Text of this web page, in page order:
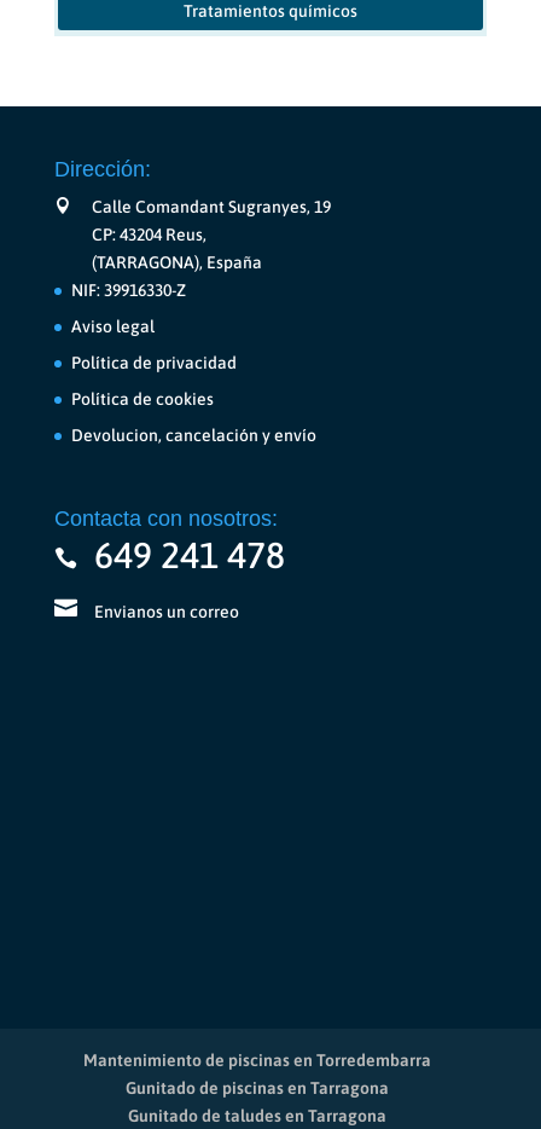
Tratamientos químicos
Dirección:
Calle Comandant Sugranyes, 19
CP: 43204 Reus,
(TARRAGONA), España
NIF: 39916330-Z
Aviso legal
Política de privacidad
Política de cookies
Devolucion, cancelación y envío
Contacta con nosotros:
649 241 478
Envianos un correo
Mantenimiento de piscinas en Torredembarra
Gunitado de piscinas en Tarragona
Gunitado de taludes en Tarragona